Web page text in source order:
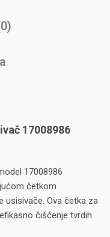
17008986
17008986
četkom
usisivače. Ova četka za
čišćenje tvrdih